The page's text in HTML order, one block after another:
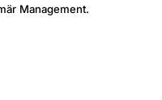
Management.